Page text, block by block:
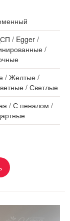
/ Egger/
/
/ Желтые/
/ Светлые
/ С пеналом /